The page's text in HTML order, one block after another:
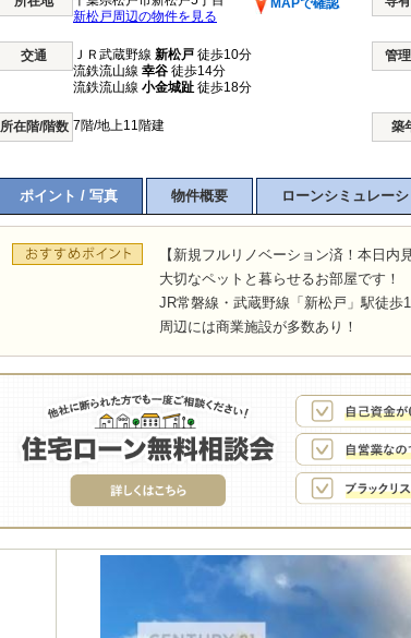
MAPで確認
新松戸周辺の物件を見る
交通 ＪＲ武蔵野線 新松戸 徒歩10分
流鉄流山線 幸谷 徒歩14分
流鉄流山線 小金城趾 徒歩18分
管
所在階/階数 7階/地上11階建 築
ポイント / 写真 物件概要 ローンシミュレー
【新規フルリノベーション済！本日内
大切なペットと暮らせるお部屋です！
JR常磐線・武蔵野線「新松戸」駅徒歩
周辺には商業施設が多数あり！